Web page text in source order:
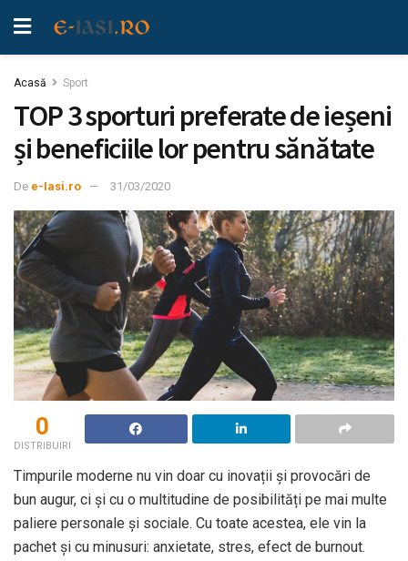
Acasă Sport
TOP 3 sporturi preferate de ieșeni
și beneficiile lor pentru sănătate
De e-Iasi.ro 31/03/2020
0
DISTRIBUIRI
Timpurile moderne nu vin doar cu inovații și provocări de
bun augur, ci și cu o multitudine de posibilități pe mai multe
paliere personale și sociale. Cu toate acestea, ele vin la
pachet și cu minusuri: anxietate, stres, efect de burnout.